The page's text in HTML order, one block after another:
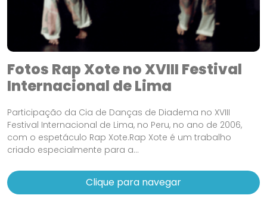
Fotos Rap Xote no XVIII Festival
Internacional de Lima
Participação da Cia de Danças de Diadema no XVIII
Festival Internacional de Lima, no Peru, no ano de 2006,
com o espetáculo Rap Xote.Rap Xote é um trabalho
criado especialmente para a...
Clique para navegar